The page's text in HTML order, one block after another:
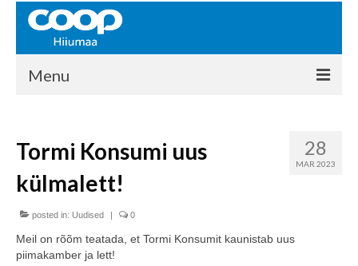
Menu
Kontakt
Liikmed
Ajalugu
KAUPLUSED
28
MAR 2023
Tormi Konsumi uus
külmalett!
posted in: Uudised | 0
Meil on rõõm teatada, et Tormi Konsumit kaunistab uus
piimakamber ja lett!